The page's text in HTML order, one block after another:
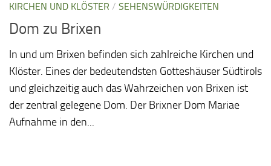
KIRCHEN UND KLÖSTER / SEHENSWÜRDIGKEITEN
Dom zu Brixen
In und um Brixen befinden sich zahlreiche Kirchen und
Klöster. Eines der bedeutendsten Gotteshäuser Südtirols
und gleichzeitig auch das Wahrzeichen von Brixen ist
der zentral gelegene Dom. Der Brixner Dom Mariae
Aufnahme in den...